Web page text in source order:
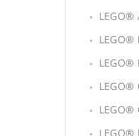
LEGO®
LEGO®
LEGO®
LEGO®
LEGO®
LEGO®